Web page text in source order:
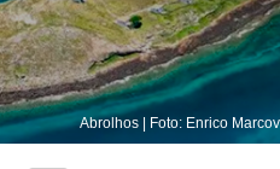
Abrolhos | Foto: Enrico